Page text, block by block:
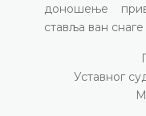
доношење
ставља ван
Уставног